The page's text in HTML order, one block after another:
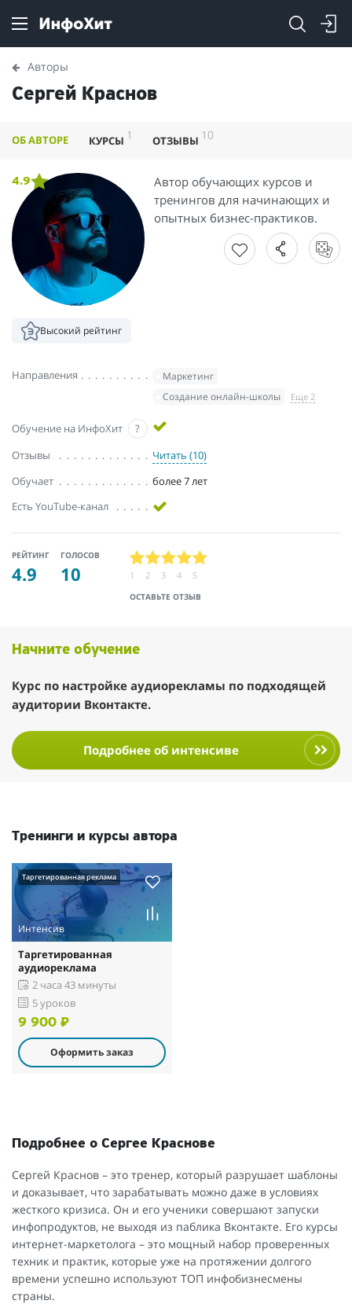
Авторы
Сергей Краснов
ОБ АВТОРЕ КУРСЫ 1 ОТЗЫВЫ 10
4.9
Автор обучающих курсов и
тренингов для начинающих и
опытных бизнес-практиков.
Высокий рейтинг
Направления
Маркетинг
Создание онлайн-школы
Еще 2
Обучение на ИнфоХит
?
Отзывы
Читать (10)
Обучает
более 7 лет
Есть YouTube-канал
РЕЙТИНГ
4.9
ГОЛОСОВ
10
ОСТАВЬТЕ ОТЗЫВ
1 2 3 4 5
Начните обучение
Курс по настройке аудиорекламы по подходящей
аудитории Вконтакте.
Подробнее об интенсиве
Тренинги и курсы автора
Таргетированная реклама
Интенсив
Таргетированная
аудиореклама
2 часа 43 минуты
5 уроков
9 900 ₽
Оформить заказ
Подробнее о Сергее Краснове
Сергей Краснов – это тренер, который разрушает шаблоны
и доказывает, что зарабатывать можно даже в условиях
жесткого кризиса. Он и его ученики совершают запуски
инфопродуктов, не выходя из паблика Вконтакте. Его курсы
интернет-маркетолога – это мощный набор проверенных
техник и практик, которые уже на протяжении долгого
времени успешно используют ТОП инфобизнесмены
страны.